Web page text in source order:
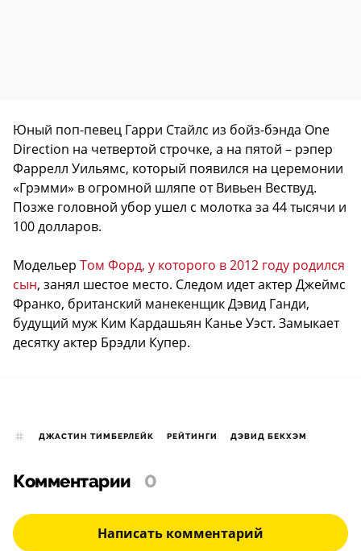
Юный поп-певец Гарри Стайлс из бойз-бэнда One
Direction на четвертой строчке, а на пятой – рэпер
Фаррелл Уильямс, который появился на церемонии
«Грэмми» в огромной шляпе от Вивьен Вествуд.
Позже головной убор ушел с молотка за 44 тысячи и
100 долларов.
Модельер Том Форд, у которого в 2012 году родился
сын, занял шестое место. Следом идет актер Джеймс
Франко, британский манекенщик Дэвид Ганди,
будущий муж Ким Кардашьян Канье Уэст. Замыкает
десятку актер Брэдли Купер.
ДЖАСТИН ТИМБЕРЛЕЙК РЕЙТИНГИ ДЭВИД БЕКХЭМ
Комментарии 0
Написать комментарий